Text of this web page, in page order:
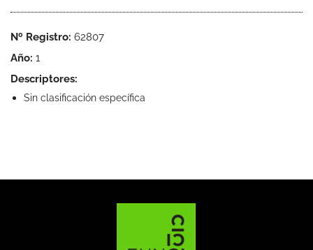
Nº Registro: 62807
Año: 1
Descriptores:
Sin clasificación específica